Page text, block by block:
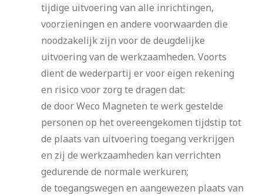
tijdige uitvoering van alle inrichtingen,
voorzieningen en andere voorwaarden die
noodzakelijk zijn voor de deugdelijke
uitvoering van de werkzaamheden. Voorts
dient de wederpartij er voor eigen rekening
en risico voor zorg te dragen dat:
de door Weco Magneten te werk gestelde
personen op het overeengekomen tijdstip tot
de plaats van uitvoering toegang verkrijgen
en zij de werkzaamheden kan verrichten
gedurende de normale werkuren;
de toegangswegen en aangewezen plaats van